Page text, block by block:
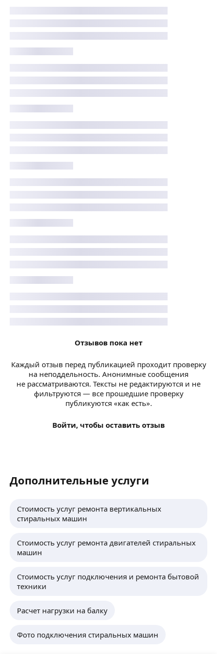
Отзывов пока нет
Каждый отзыв перед публикацией проходит проверку
на неподдельность. Анонимные сообщения
не рассматриваются. Тексты не редактируются и не
фильтруются — все прошедшие проверку
публикуются «как есть».
Войти, чтобы оставить отзыв
Дополнительные услуги
Стоимость услуг ремонта вертикальных
стиральных машин
Стоимость услуг ремонта двигателей стиральных
машин
Стоимость услуг подключения и ремонта бытовой
техники
Расчет нагрузки на балку
Фото подключения стиральных машин